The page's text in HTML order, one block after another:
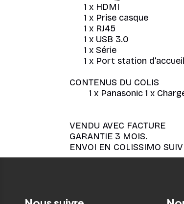
1 x HDMI
1 x Prise casque
1 x RJ45
1 x USB 3.0
1 x Série
1 x Port station d'accueil
CONTENUS DU COLIS
1 x Panasonic 1 x
VENDU AVEC FACTURE
GARANTIE 3 MOIS.
ENVOI EN COLISSIMO